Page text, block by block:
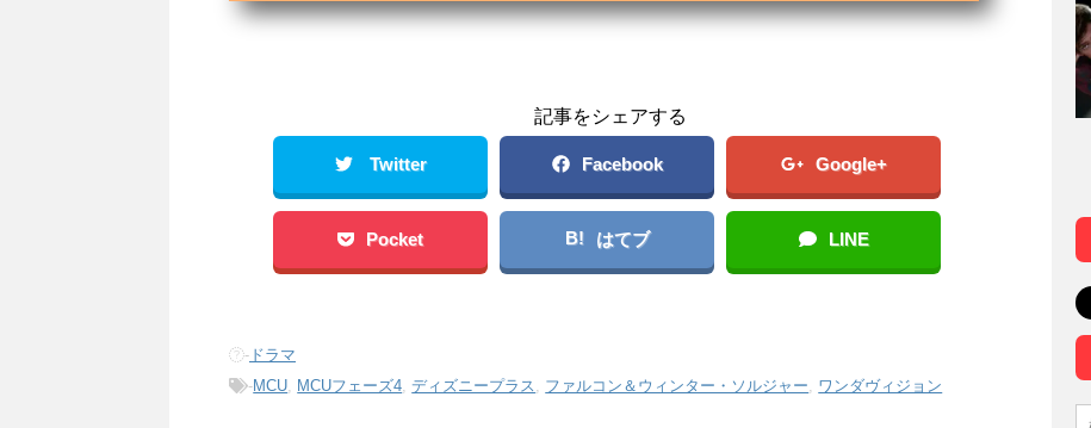
記事をシェアする
Twitter Facebook Google+
Pocket B! はてブ LINE
- ドラマ
-MCU MCUフェーズ4 ,ディズニープラス ファルコン＆ウィンター・ソルジャー ワンダヴィジョン